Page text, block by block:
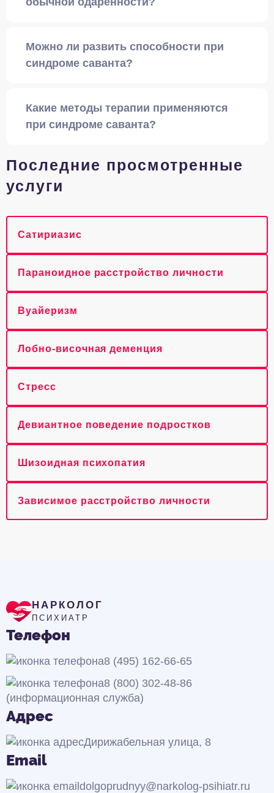
Можно ли развить способности при
синдроме саванта?
Какие методы терапии применяются
при синдроме саванта?
Последние просмотренные
услуги
Сатириазис
Параноидное расстройство личности
Вуайеризм
Лобно-височная деменция
Стресс
Девиантное поведение подростков
Шизоидная психопатия
Зависимое расстройство личности
НАРКОЛОГ
ПСИХИАТР
Телефон
8 (495) 162-66-65
8 (800) 302-48-86
(информационная служба)
Адрес
Дирижабельная улица, 8
Email
dolgoprudnyy@narkolog-psihiatr.ru